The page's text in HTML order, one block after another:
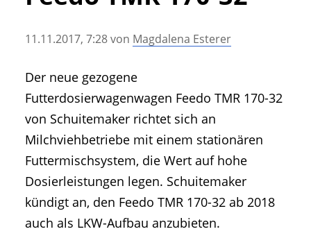
• Messen und Veranstaltungen
• Agritechnica Neuheiten Archiv
• Artikel nach Hersteller/Marke
11.11.2017, 7:28von Magdalena Esterer
Der neue gezogene
Futterdosierwagenwagen Feedo TMR 170-32
von Schuitemaker richtet sich an
Milchviehbetriebe mit einem stationären
Futtermischsystem, die Wert auf hohe
Dosierleistungen legen. Schuitemaker
kündigt an, den Feedo TMR 170-32 ab 2018
auch als LKW-Aufbau anzubieten.